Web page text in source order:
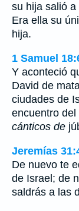
su hija salió
Era ella su
hija.
1 Samuel
Y aconteció
David de
ciudades de
encuentro
cánticos de
Jeremías
De nuevo te
de Israel; de
saldrás a las